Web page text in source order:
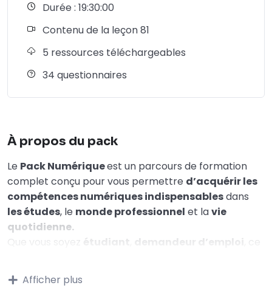
Durée : 19:30:00
Contenu de la leçon 81
5 ressources téléchargeables
34 questionnaires
À propos du pack
Le Pack Numériqueest un parcours de formation
complet conçu pour vous permettre d’acquérir les
compétences numériques indispensablesdans
les études, le monde professionnel et lavie
quotidienne.
étudiant demandeur d’emploi
des
outils bureautiques
fichiers, la navigation sur Interne
Afficher plus